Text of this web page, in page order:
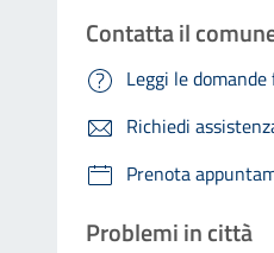
Contatta il
Leggi le
Richiedi
Prenota
Problemi in città